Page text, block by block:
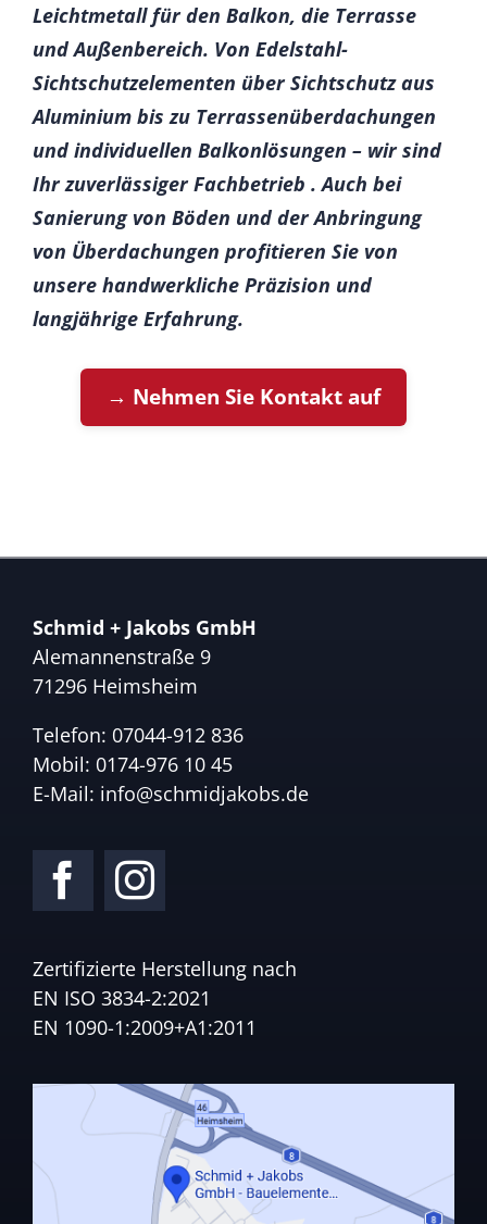
Leichtmetall für den Balkon, die Terrasse
und Außenbereich. Von Edelstahl-
Sichtschutzelementen über Sichtschutz aus
Aluminium bis zu Terrassenüberdachungen
und individuellen Balkonlösungen – wir sind
Ihr zuverlässiger Fachbetrieb . Auch bei
Sanierung von Böden und der Anbringung
von Überdachungen profitieren Sie von
unsere handwerkliche Präzision und
langjährige Erfahrung.
→ Nehmen Sie Kontakt auf
Schmid + Jakobs GmbH
Alemannenstraße 9
71296 Heimsheim
Telefon: 07044-912 836
Mobil: 0174-976 10 45
E-Mail: info@schmidjakobs.de
Zertifizierte Herstellung nach
EN ISO 3834-2:2021
EN 1090-1:2009+A1:2011